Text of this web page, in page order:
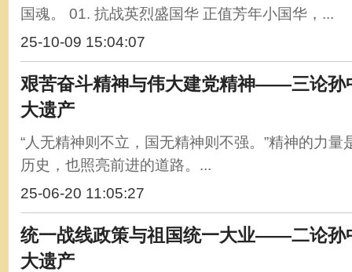
国魂。 01. 抗战英烈盛国华 正值芳年小国华，...
25-10-09 15:04:07
艰苦奋斗精神与伟大建党精神——三论孙
大遗产
“人无精神则不立，国无精神则不强。”精神的力量
历史，也照亮前进的道路。...
25-06-20 11:05:27
统一战线政策与祖国统一大业——二论孙
大遗产